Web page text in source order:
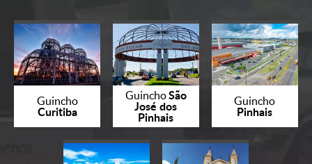
Guincho
Curitiba
GuinchoSão
José dos
Pinhais
Guincho
Pinhais